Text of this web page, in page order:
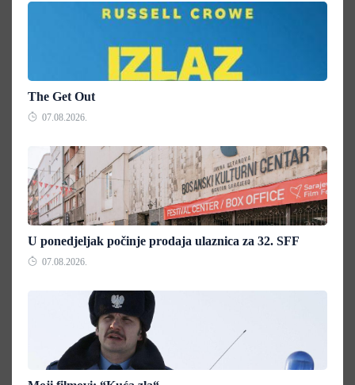
The Get Out
07.08.2026.
U ponedjeljak počinje prodaja ulaznica za 32. SFF
07.08.2026.